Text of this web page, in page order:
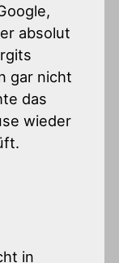
absolut
gar nicht
das
wieder
in